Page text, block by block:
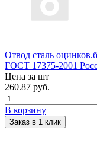
Отвод сталь
ГОСТ 17375-2001
Цена за шт
260.87 руб.
В корзину
Заказ в 1 клик